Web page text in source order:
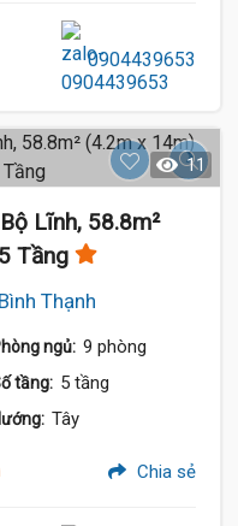
0904439653
11
Lĩnh, 58.8m²
Tầng
Thạnh
ngủ: 9 phòng
tầng: 5 tầng
Tây
Chia sẻ